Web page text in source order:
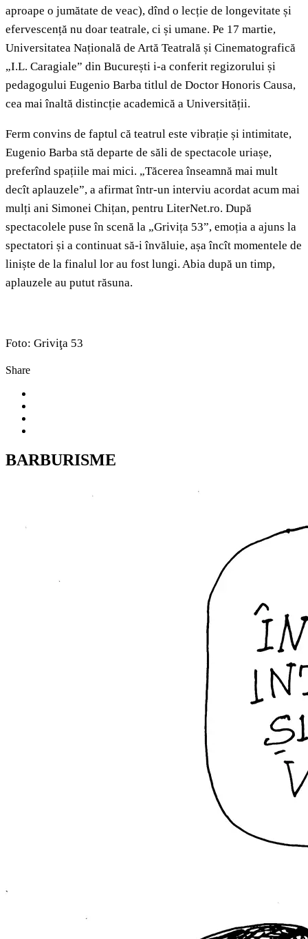
aproape o jumătate de veac), dînd o lecție de longevitate și
efervescență nu doar teatrale, ci și umane. Pe 17 martie,
Universitatea Națională de Artă Teatrală și Cinematografică
„I.L. Caragiale” din București i-a conferit regizorului și
pedagogului Eugenio Barba titlul de Doctor Honoris Causa,
cea mai înaltă distincție academică a Universității.
Ferm convins de faptul că teatrul este vibrație și intimitate,
Eugenio Barba stă departe de săli de spectacole uriașe,
preferînd spațiile mai mici. „Tăcerea înseamnă mai mult
decît aplauzele”, a afirmat într-un interviu acordat acum mai
mulți ani Simonei Chițan, pentru LiterNet.ro. După
spectacolele puse în scenă la „Grivița 53”, emoția a ajuns la
spectatori și a continuat să-i învăluie, așa încît momentele de
liniște de la finalul lor au fost lungi. Abia după un timp,
aplauzele au putut răsuna.
Foto: Griviţa 53
Share
BARBURISME